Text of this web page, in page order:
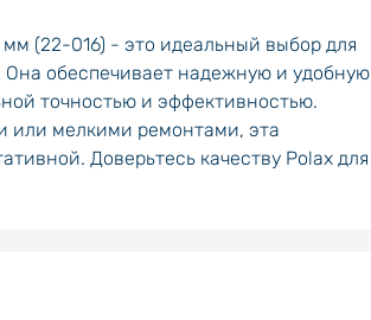
(22-016) - это идеальный выбор для
обеспечивает надежную и удобную
точностью и эффективностью.
или мелкими ремонтами, эта
Доверьтесь качеству Polax для